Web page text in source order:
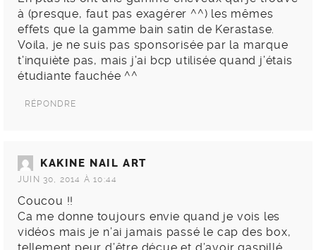
à (presque, faut pas exagérer ^^) les mêmes
effets que la gamme bain satin de Kerastase.
Voila, je ne suis pas sponsorisée par la marque
t’inquiète pas, mais j’ai bcp utilisée quand j’étais
étudiante fauchée ^^
RÉPONDRE
KAKINE NAIL ART
JUIN 30, 2014 À 10:44
Coucou !!
Ca me donne toujours envie quand je vois les
vidéos mais je n’ai jamais passé le cap des box,